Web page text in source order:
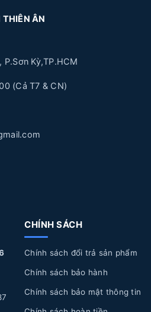
Laptop Dell lấy liền tại Laptop
Dell lấy liền tại Laptop Thiên
cung cấp linh kiện và sửa chữa
dấu hiệu nhận biết Bàn
Laptop Dell bị hư hỏng
có thể bị liệt dần theo thời
nhận diện được hoặc bị
Trong quá trình sử dụng bạn có
mong muốn, như rơi rớt,
THIÊN ÂN
P.Sơn Kỳ,TP.HCM
(Cả T7 & CN)
CHÍNH SÁCH
Chính sách đổi trả sản phẩm
Chính sách bảo hành
Chính sách bảo mật thông tin